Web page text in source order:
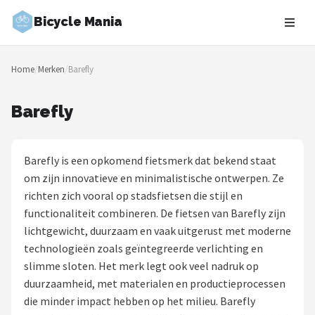
Bicycle Mania
Zoeken
NAVIGATIE
Blog
Fietsroutes
Kinderfietsen
Stadsfietsen
Elektrische fietsen
Home/Merken/Barefly
Barefly
Barefly is een opkomend fietsmerk dat bekend staat
om zijn innovatieve en minimalistische ontwerpen. Ze
richten zich vooral op stadsfietsen die stijl en
functionaliteit combineren. De fietsen van Barefly zijn
lichtgewicht, duurzaam en vaak uitgerust met moderne
technologieën zoals geïntegreerde verlichting en
slimme sloten. Het merk legt ook veel nadruk op
duurzaamheid, met materialen en productieprocessen
die minder impact hebben op het milieu. Barefly